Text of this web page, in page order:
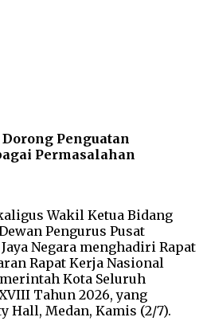
Penguatan
Permasalahan
Wakil Ketua Bidang
Pengurus Pusat
Negara menghadiri Rapat
Rapat Kerja Nasional
Kota Seluruh
Tahun 2026, yang
Hall, Medan, Kamis (2/7).